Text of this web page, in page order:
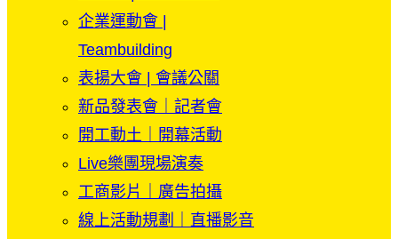
企業運動會 |
Teambuilding
表揚大會 | 會議公關
新品發表會｜記者會
開工動土｜開幕活動
Live樂團現場演奏
工商影片｜廣告拍攝
線上活動規劃｜直播影音